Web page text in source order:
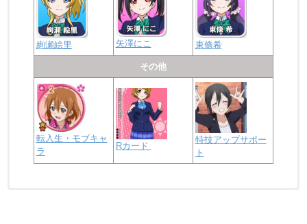
絢瀬絵里 矢澤にこ 東條希
その他
転入生・モブキャ
ラ
Rカード
特技アップサポー
ト